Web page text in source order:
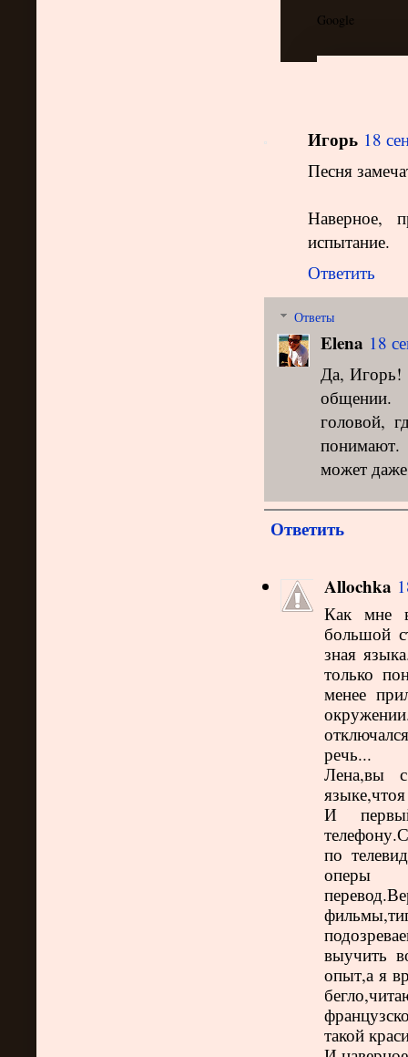
Игорь 18
Песня
Наверное,
испытание.
Ответить
Ответы
Elena 18
Да, Игорь!
общении.
головой,
понимают.
может
Ответить
Allochka
Как мне
большой
зная
только
менее
речь...
Лена,вы
И
по
выучить
опыт,а я
такой